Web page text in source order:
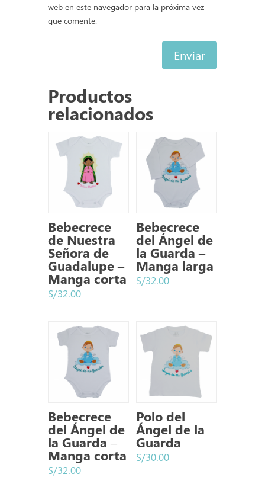
web en este navegador para la próxima vez
que comente.
Enviar
Productos
relacionados
Bebecrece
de Nuestra
Señora de
Guadalupe –
Manga corta
S/32.00
Bebecrece
del Ángel de
la Guarda –
Manga larga
S/32.00
Bebecrece
del Ángel de
la Guarda –
Manga corta
S/32.00
Polo del
Ángel de la
Guarda
S/30.00